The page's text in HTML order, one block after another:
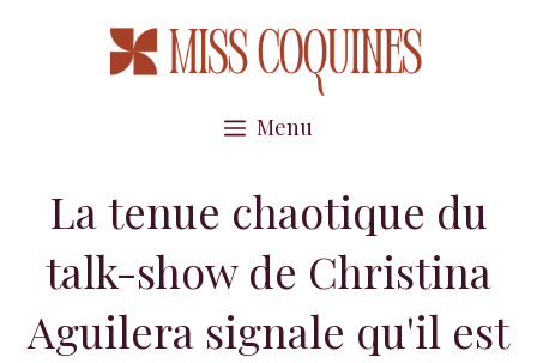
Menu
La tenue chaotique du
talk-show de Christina
Aguilera signale qu'il est